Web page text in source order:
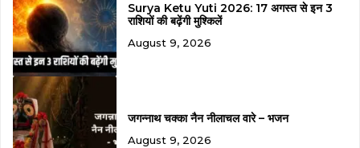
Surya Ketu Yuti 2026: 17 अगस्त से इन 3
राशियों की बढ़ेंगी मुश्किलें
August 9, 2026
जगन्नाथ चक्का नैन नीलाचल वारे – भजन
August 9, 2026